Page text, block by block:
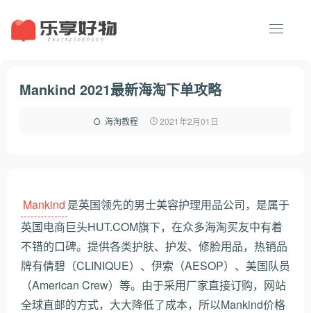
Mankind 2021最新海淘下单攻略
海淘教程 2021年2月01日
Mankind 是英国领先的男士美容护理用品公司，是属于
英国电商巨头HUT.COM旗下，在众多海淘买友中有着
不错的口碑。提供各类护肤、护发、修脸用品，热销品
牌有倩碧（CLINIQUE）、伊索（AESOP）、美国队员
（American Crew）等。由于采用厂家直接订购，网站
全球直邮的方式，大大降低了成本，所以Mankind价格